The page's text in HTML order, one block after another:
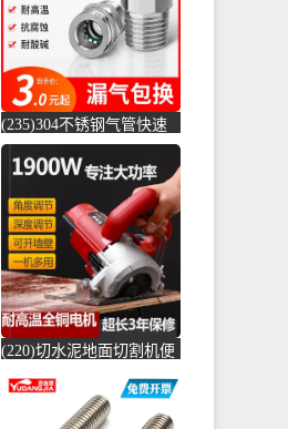
(235)304不锈钢气管快速
接头快插气动快接螺纹高
压气嘴直-螺纹钢(卓成五
(220)切水泥地面切割机便
便携式电-水泥切割机
(simtone旗舰店仅售123.75